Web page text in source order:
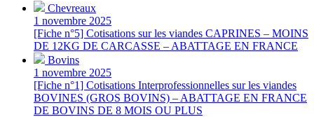
Chevreaux
1 novembre 2025
[Fiche n°5] Cotisations sur les viandes CAPRINES – MOINS
DE 12KG DE CARCASSE – ABATTAGE EN FRANCE
Bovins
1 novembre 2025
[Fiche n°1] Cotisations Interprofessionnelles sur les viandes
BOVINES (GROS BOVINS) – ABATTAGE EN FRANCE
DE BOVINS DE 8 MOIS OU PLUS